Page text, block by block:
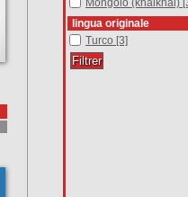
Mongolo (khalkhal)
Mongolo (khalkhal)
lingua originale
TurcoTurco [3]